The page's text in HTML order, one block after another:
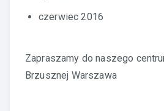
czerwiec 2016
Zapraszamy do naszego
Brzusznej Warszawa